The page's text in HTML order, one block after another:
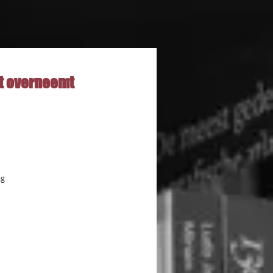
overneemt